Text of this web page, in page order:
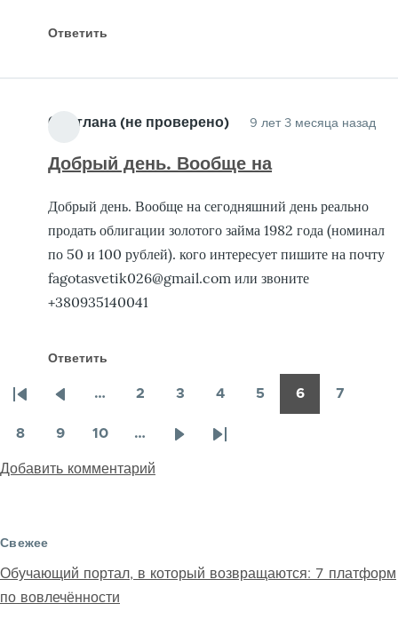
Ответить
Светлана (не проверено) 9 лет 3 месяца назад
Добрый день. Вообще на
Добрый день. Вообще на сегодняшний день реально
продать облигации золотого займа 1982 года (номинал
по 50 и 100 рублей). кого интересует пишите на почту
fagotasvetik026@gmail.com или звоните
+380935140041
Ответить
страниц
Первая
страница
Предыдущая
страница
…
2
3
4
5
6
7
8
9
10
…
СледующаяПоследняя
Добавить комментарий
Свежее
Обучающий портал, в который возвращаются: 7 платформ
по вовлечённости